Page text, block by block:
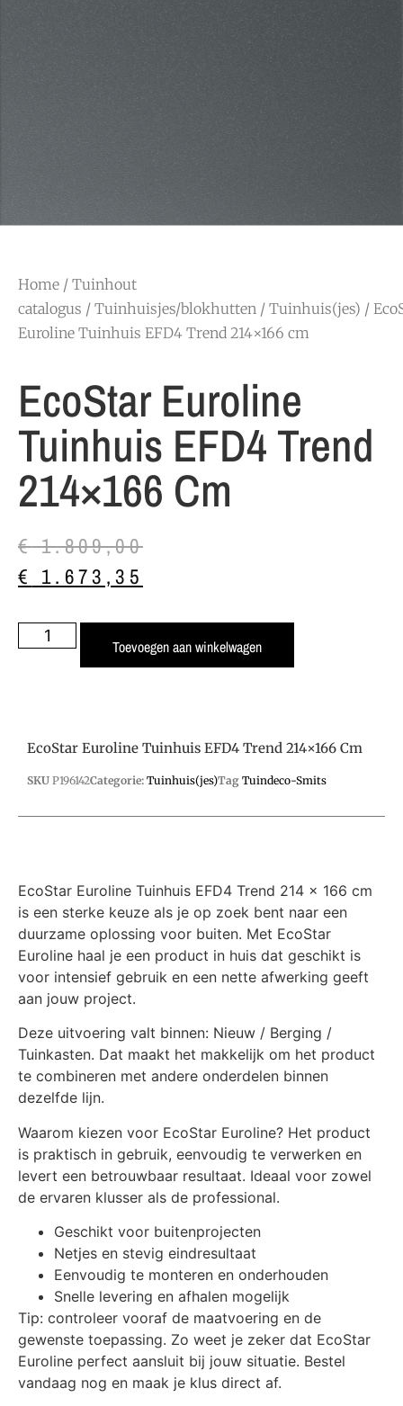
Home / Tuinhout
catalogus / Tuinhuisjes/blokhutten / Tuinhuis(jes) /
Euroline Tuinhuis EFD4 Trend 214×166 cm
EcoStar Euroline
Tuinhuis EFD4 Trend
214×166 Cm
€1.809,00
€ 1.673,35
Toevoegen aan winkelwagen
EcoStar Euroline Tuinhuis EFD4 Trend 214×166 Cm
SKU P196142Categorie: Tuinhuis(jes)Tag Tuindeco-Smits
EcoStar Euroline Tuinhuis EFD4 Trend 214 x 166 cm
is een sterke keuze als je op zoek bent naar een
duurzame oplossing voor buiten. Met EcoStar
Euroline haal je een product in huis dat geschikt is
voor intensief gebruik en een nette afwerking geeft
aan jouw project.
Deze uitvoering valt binnen: Nieuw / Berging /
Tuinkasten. Dat maakt het makkelijk om het product
te combineren met andere onderdelen binnen
dezelfde lijn.
Waarom kiezen voor EcoStar Euroline? Het product
is praktisch in gebruik, eenvoudig te verwerken en
levert een betrouwbaar resultaat. Ideaal voor zowel
de ervaren klusser als de professional.
Geschikt voor buitenprojecten
Netjes en stevig eindresultaat
Eenvoudig te monteren en onderhouden
Snelle levering en afhalen mogelijk
Tip: controleer vooraf de maatvoering en de
gewenste toepassing. Zo weet je zeker dat EcoStar
Euroline perfect aansluit bij jouw situatie. Bestel
vandaag nog en maak je klus direct af.